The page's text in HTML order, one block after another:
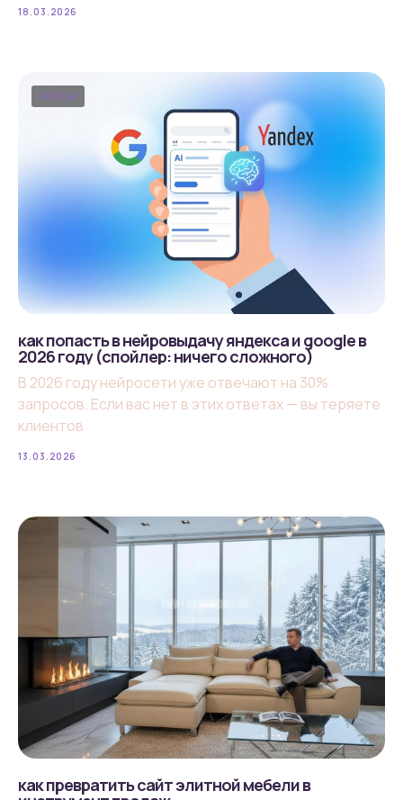
18.03.2026
КЕЙСЫ
как попасть в нейровыдачу яндекса и google в
2026 году (спойлер: ничего сложного)
В 2026 году нейросети уже отвечают на 30%
запросов. Если вас нет в этих ответах — вы теряете
клиентов
13.03.2026
как превратить сайт элитной мебели в
аудит сайта
для завода